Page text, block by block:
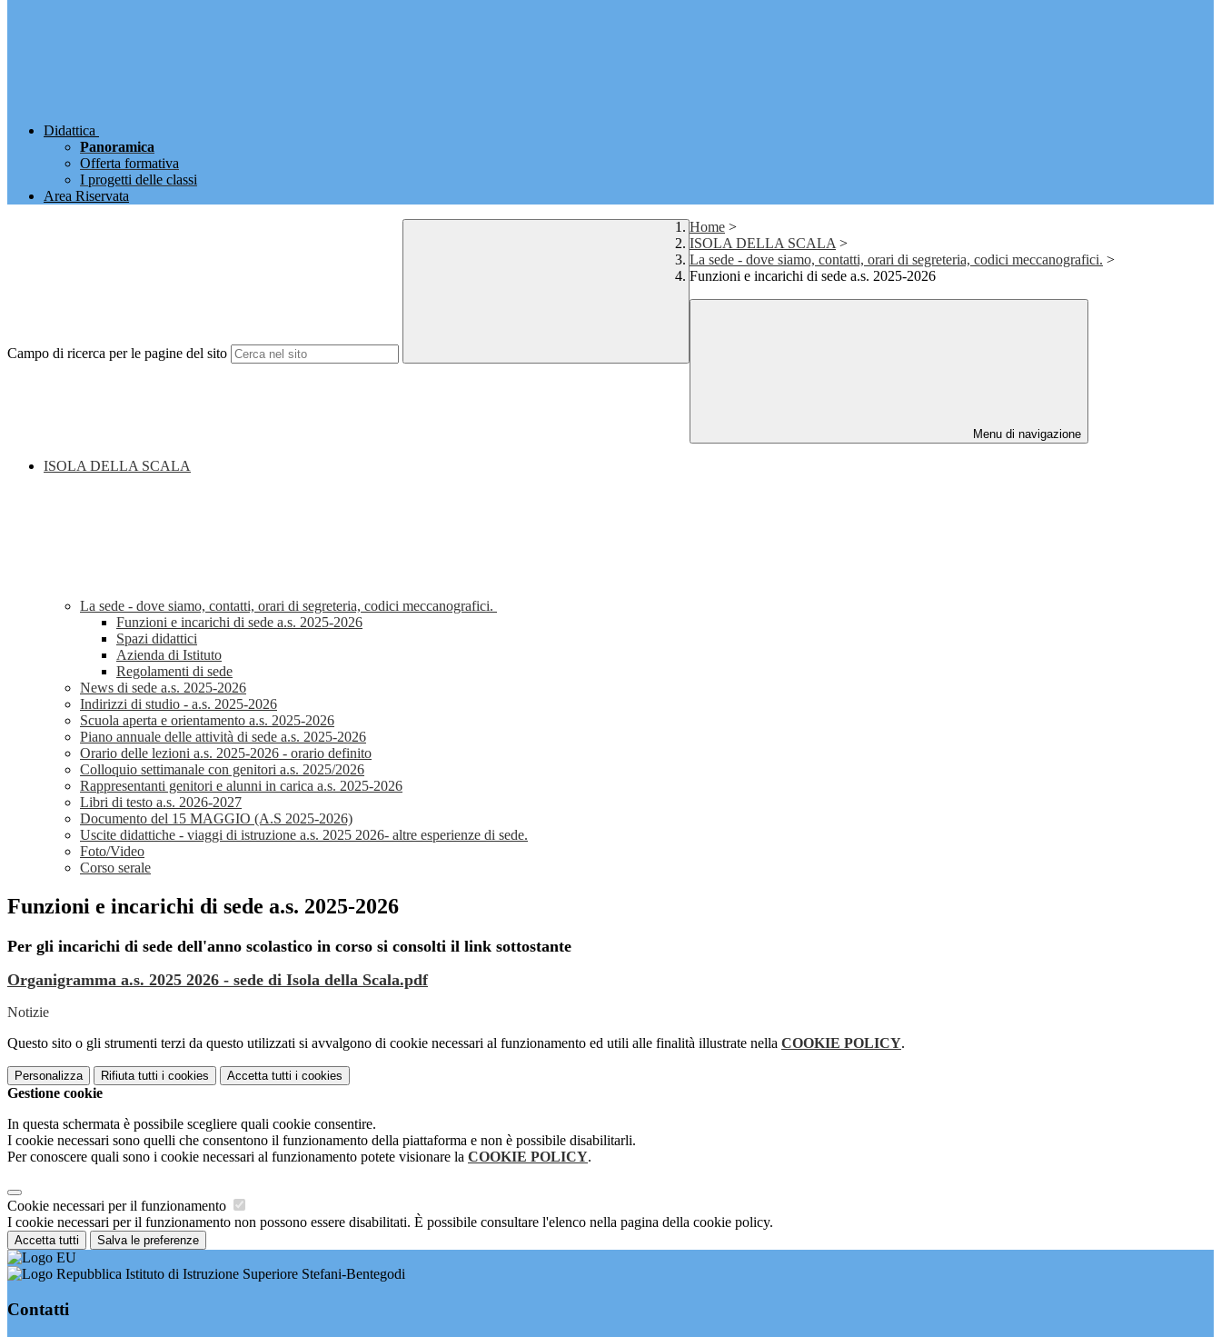
Didattica
Panoramica
Offerta formativa
I progetti delle classi
Area Riservata
Campo di ricerca per le pagine del sito
Home >
ISOLA DELLA SCALA >
La sede - dove siamo, contatti, orari di segreteria, codici meccanografici. >
Funzioni e incarichi di sede a.s. 2025-2026
Menu di navigazione
ISOLA DELLA SCALA
La sede - dove siamo, contatti, orari di segreteria, codici meccanografici.
Funzioni e incarichi di sede a.s. 2025-2026
Spazi didattici
Azienda di Istituto
Regolamenti di sede
News di sede a.s. 2025-2026
Indirizzi di studio - a.s. 2025-2026
Scuola aperta e orientamento a.s. 2025-2026
Piano annuale delle attività di sede a.s. 2025-2026
Orario delle lezioni a.s. 2025-2026 - orario definito
Colloquio settimanale con genitori a.s. 2025/2026
Rappresentanti genitori e alunni in carica a.s. 2025-2026
Libri di testo a.s. 2026-2027
Documento del 15 MAGGIO (A.S 2025-2026)
Uscite didattiche - viaggi di istruzione a.s. 2025 2026- altre esperienze di sede.
Foto/Video
Corso serale
Funzioni e incarichi di sede a.s. 2025-2026
Per gli incarichi di sede dell'anno scolastico in corso si consolti il link sottostante
Organigramma a.s. 2025 2026 - sede di Isola della Scala.pdf
Notizie
Questo sito o gli strumenti terzi da questo utilizzati si avvalgono di cookie necessari al funzionamento ed utili alle finalità illustrate nella COOKIE POLICY.
Personalizza Rifiuta tutti i cookies Accetta tutti i cookies
Gestione cookie
In questa schermata è possibile scegliere quali cookie consentire.
I cookie necessari sono quelli che consentono il funzionamento della piattaforma e non è possibile disabilitarli.
Per conoscere quali sono i cookie necessari al funzionamento potete visionare la COOKIE POLICY.
Cookie necessari per il funzionamento
I cookie necessari per il funzionamento non possono essere disabilitati. È possibile consultare l'elenco nella pagina della cookie policy.
Accetta tutti Salva le preferenze
Istituto di Istruzione Superiore Stefani-Bentegodi
Contatti